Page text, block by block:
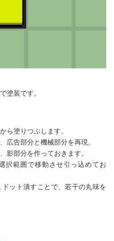
塗装です。
ら塗りつぶします。
広告部分と機械部分を再現。
影部分を作っておきます。
択範囲で移動させ引っ込めてお
ット潰すことで、若干の丸味を